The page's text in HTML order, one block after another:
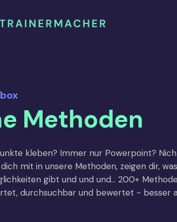
Methoden
kleben? Immer nur Powerpoint?
mit in unsere Methoden, zeigen dir,
gibt und und und… 200+
durchsuchbar und bewertet - besser